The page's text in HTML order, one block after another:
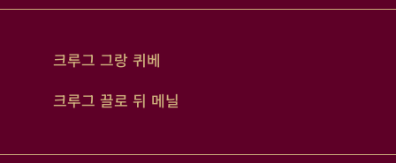
크루그 그랑 퀴베
크루그 끌로 뒤 메닐